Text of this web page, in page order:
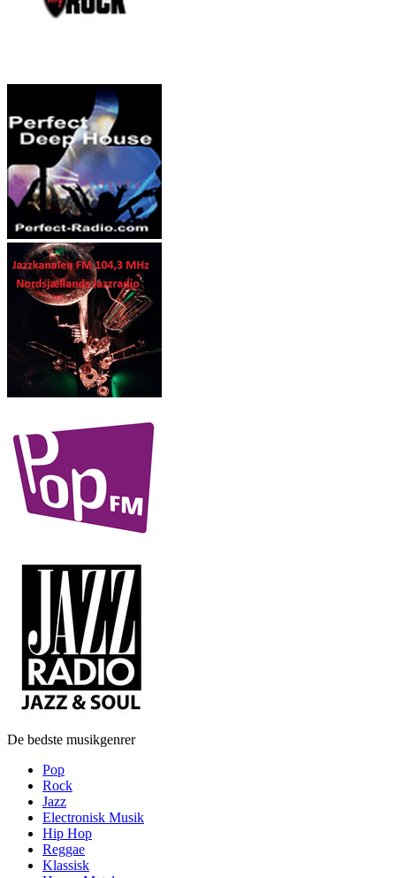
De bedste musikgenrer
Pop
Rock
Jazz
Electronisk Musik
Hip Hop
Reggae
Klassisk